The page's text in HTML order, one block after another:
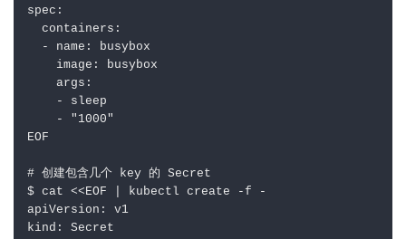
spec :
containers :
  -
name :
busybox
image :
busybox
args :
    -
sleep
    -
"1000"
EOF
# 创建包含几个 key 的 Secret
$ cat <<EOF | kubectl create -f -
apiVersion :
v1
kind :
Secret